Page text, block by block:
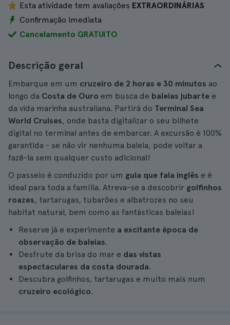
Esta atividade tem avaliações EXTRAORDINÁRIAS
Confirmação imediata
Cancelamento GRATUITO
Descrição geral
Embarque em um cruzeiro de 2 horas e 30 minutos ao
longo da Costa de Ouro em busca de baleias jubarte e
da vida marinha australiana. Partirá do Terminal Sea
World Cruises, onde basta digitalizar o seu bilhete
digital no terminal antes de embarcar. A excursão é 100%
garantida - se não vir nenhuma baleia, pode voltar a
fazê-la sem qualquer custo adicional!
O passeio é conduzido por um guia que fala inglês e é
ideal para toda a família. Atreva-se a descobrir golfinhos
roazes, tartarugas, tubarões e albatrozes no seu
habitat natural, bem como as fantásticas baleias!
Reserve já e experimente a excitante época de
observação de baleias.
Desfrute da brisa do mar e das vistas
espectaculares da costa dourada.
Descubra golfinhos, tartarugas e muito mais num
cruzeiro ecológico.